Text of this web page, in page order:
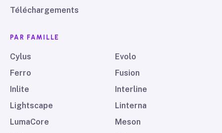
Téléchargements
PAR FAMILLE
Cylus
Evolo
Ferro
Fusion
Inlite
Interline
Lightscape
Linterna
LumaCore
Meson